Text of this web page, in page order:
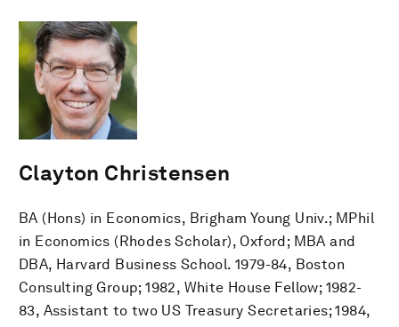
Clayton Christensen
BA (Hons) in Economics, Brigham Young Univ.; MPhil
in Economics (Rhodes Scholar), Oxford; MBA and
DBA, Harvard Business School. 1979-84, Boston
Consulting Group; 1982, White House Fellow; 1982-
83, Assistant to two US Treasury Secretaries; 1984,